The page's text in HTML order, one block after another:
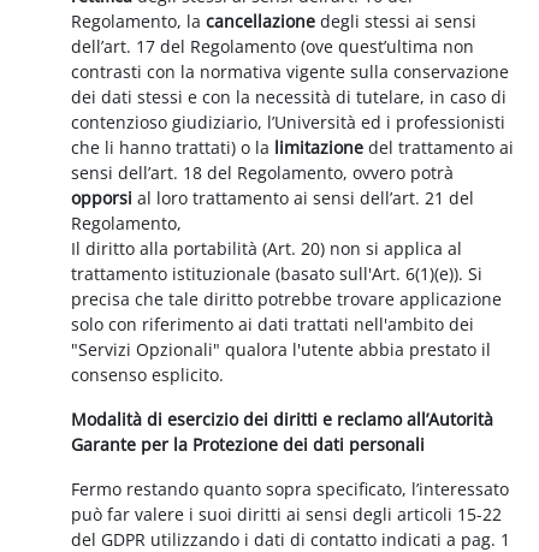
Regolamento, lacancellazione degli stessi ai sensi
dell’art. 17 del Regolamento (ove quest’ultima non
contrasti con la normativa vigente sulla conservazione
dei dati stessi e con la necessità di tutelare, in caso di
contenzioso giudiziario, l’Università ed i professionisti
che li hanno trattati) o la limitazione del trattamento ai
sensi dell’art. 18 del Regolamento, ovvero potrà
opporsi al loro trattamento ai sensi dell’art. 21 del
Regolamento,
Il diritto alla portabilità (Art. 20) non si applica al
trattamento istituzionale (basato sull'Art. 6(1)(e)). Si
precisa che tale diritto potrebbe trovare applicazione
solo con riferimento ai dati trattati nell'ambito dei
"Servizi Opzionali" qualora l'utente abbia prestato il
consenso esplicito.
Modalità di esercizio dei diritti e reclamo all’Autorità
Garante per la Protezione dei dati personali
Fermo restando quanto sopra specificato, l’interessato
può far valere i suoi diritti ai sensi degli articoli 15-22
del GDPR utilizzando i dati di contatto indicati a pag. 1